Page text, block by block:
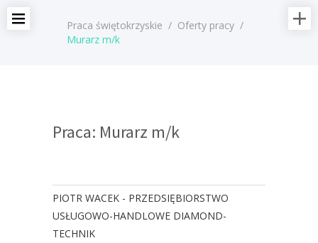
Praca świętokrzyskie / Oferty pracy /
Murarz m/k
Praca: Murarz m/k
PIOTR WACEK - PRZEDSIĘBIORSTWO
USŁUGOWO-HANDLOWE DIAMOND-
TECHNIK